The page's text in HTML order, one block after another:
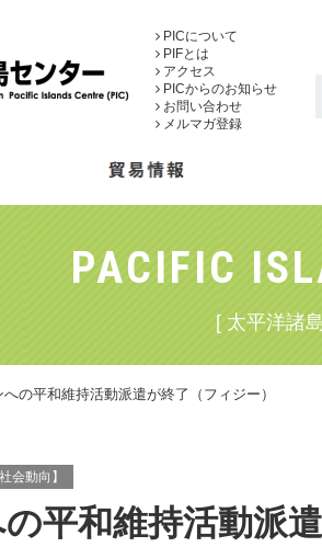
PICについて
PIFとは
アクセス
PICからのお知らせ
お問い合わせ
メルマガ登録
PACIFIC
[ 太平洋諸
への平和維持活動派遣が終了（フィジー）
会動向】
平和維持活動派